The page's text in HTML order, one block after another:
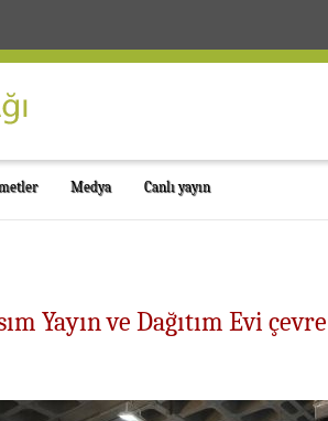
Medya Canlı yayın
Yayın ve Dağıtım Evi